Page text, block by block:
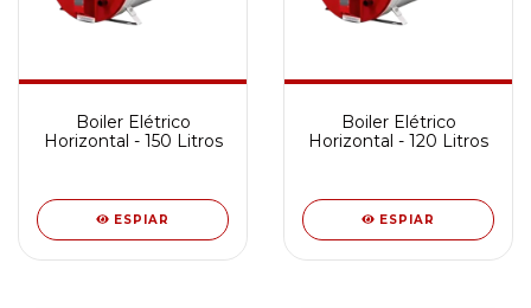
Boiler Elétrico
Horizontal - 150 Litros
ESPIAR
Boiler Elétrico
Horizontal - 120 Litros
ESPIAR